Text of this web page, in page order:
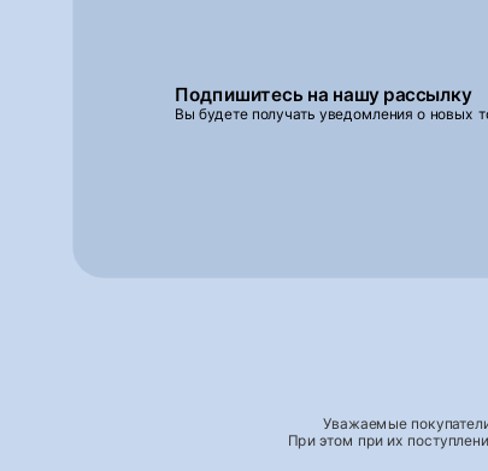
Подпишитесь на нашу рассылку
Вы будете получать уведомления о новых
Уважаемые
При этом при их